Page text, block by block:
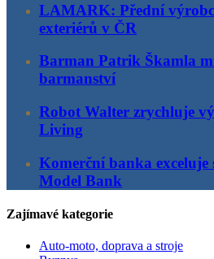
LAMARK: Přední
exteriérů v ČR
Barman Patrik Škamla
barmanství
Robot Walter zrychluje
Living
Komerční banka exceluje
Model Bank
Zajímavé kategorie
Auto-moto, doprava a stroje